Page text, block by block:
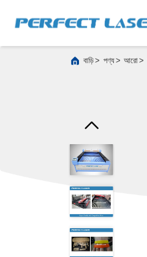
বাড়ি> পণ্য> আরো>